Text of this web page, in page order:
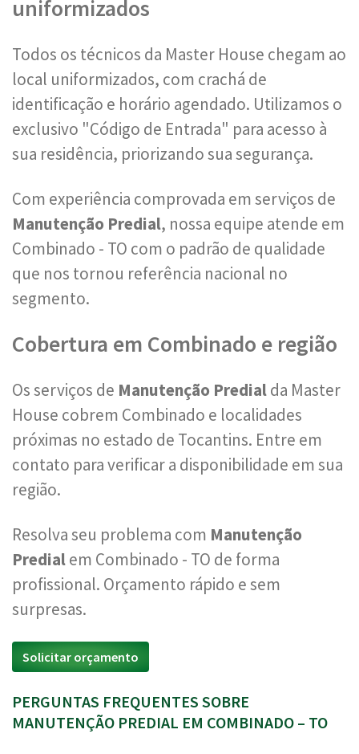
uniformizados
Todos os técnicos da Master House chegam ao
local uniformizados, com crachá de
identificação e horário agendado. Utilizamos o
exclusivo "Código de Entrada" para acesso à
sua residência, priorizando sua segurança.
Com experiência comprovada em serviços de
Manutenção Predial, nossa equipe atende em
Combinado - TO com o padrão de qualidade
que nos tornou referência nacional no
segmento.
Cobertura em Combinado e região
Os serviços de Manutenção Predialda Master
House cobrem Combinado e localidades
próximas no estado de Tocantins. Entre em
contato para verificar a disponibilidade em sua
região.
Resolva seu problema com Manutenção
Predialem Combinado - TO de forma
profissional. Orçamento rápido e sem
surpresas.
Solicitar orçamento
PERGUNTAS FREQUENTES SOBRE
MANUTENÇÃO PREDIAL EM COMBINADO – TO